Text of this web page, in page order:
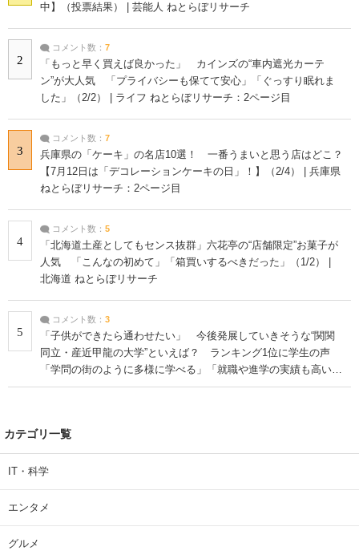
中】（投票結果） | 芸能人 ねとらぼリサーチ
2
コメント数： 7
「もっと早く買えば良かった」 カインズの“車内遮光カーテ
ン”が大人気 「プライバシーも保てて安心」「ぐっすり眠れま
した」（2/2） | ライフ ねとらぼリサーチ：2ページ目
3
コメント数： 7
兵庫県の「ケーキ」の名店10選！ 一番うまいと思う店はどこ？
【7月12日は「デコレーションケーキの日」！】（2/4） | 兵庫県
ねとらぼリサーチ：2ページ目
4
コメント数： 5
「北海道土産としてもセンス抜群」六花亭の“店舗限定”お菓子が
人気 「こんなの初めて」「箱買いするべきだった」（1/2） |
北海道 ねとらぼリサーチ
5
コメント数： 3
「子供ができたら通わせたい」 今後発展していきそうな“関関
同立・産近甲龍の大学”といえば？ ランキング1位に学生の声
「学問の街のように多様に学べる」「就職や進学の実績も高い」
| 大学 ねとらぼリサーチ
カテゴリ一覧
IT・科学
エンタメ
グルメ